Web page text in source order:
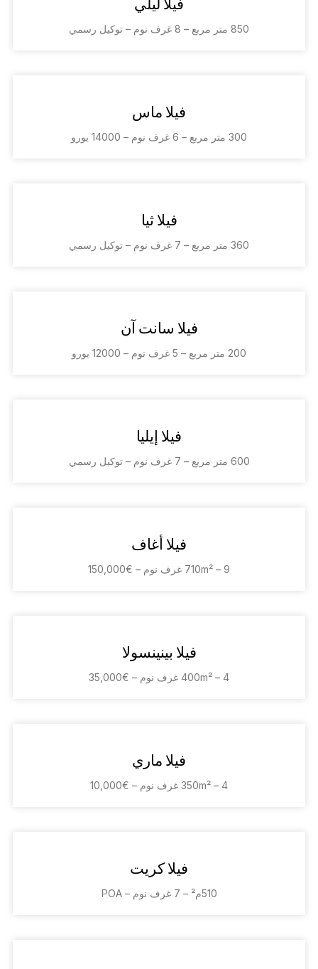
فيلا ليلي
850 متر مربع – 8 غرف نوم – توكيل رسمي
فيلا ماس
300 متر مربع – 6 غرف نوم – 14000 يورو
فيلا ثيا
360 متر مربع – 7 غرف نوم – توكيل رسمي
فيلا سانت آن
200 متر مربع – 5 غرف نوم – 12000 يورو
فيلا إيليا
600 متر مربع – 7 غرف نوم – توكيل رسمي
فيلا أغاف
710m² – 9 غرف نوم – €150,000
فيلا بينينسولا
400m² – 4 غرف نوم – €35,000
فيلا ماري
350m² – 4 غرف نوم – €10,000
فيلا كريت
510م² – 7 غرف نوم – POA